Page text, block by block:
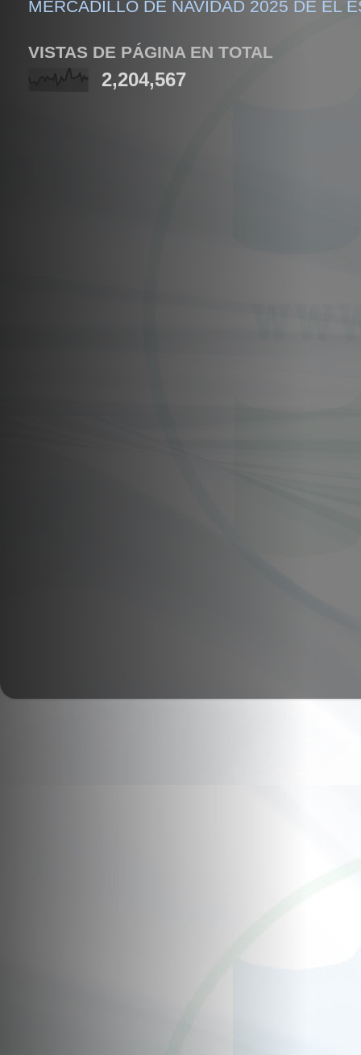
MERCADILLO DE NAVIDAD 2025 DE EL
VISTAS DE PÁGINA EN TOTAL
2,204,567